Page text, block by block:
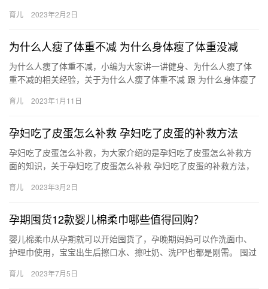
妇…
育儿 2023年2月2日
为什么人瘦了体重不减 为什么身体瘦了体重没减
为什么人瘦了体重不减，小编为大家讲一讲健身、为什么人瘦了体
重不减的相关经验，关于为什么人瘦了体重不减 跟 为什么身体瘦了
育儿 2023年1月11日
孕妇吃了皮蛋怎么补救 孕妇吃了皮蛋的补救方法
孕妇吃了皮蛋怎么补救，为大家介绍的是孕妇吃了皮蛋怎么补救方
面的知识，关于孕妇吃了皮蛋怎么补救 孕妇吃了皮蛋的补救方法，
孕…
育儿 2023年3月2日
孕期囤货12款婴儿棉柔巾哪些值得回购？
婴儿棉柔巾从孕期就可以开始囤货了，孕晚期妈妈可以作洗面巾、
护理巾使用，宝宝出生后擦口水、擦吐奶、洗PP也都是刚需。 囤过
开…
育儿 2023年7月5日